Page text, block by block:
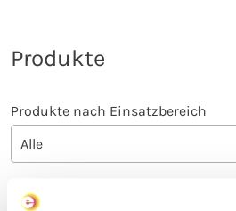
Produkte
Produkte nach Einsatzbereich
Kompatible Produkte